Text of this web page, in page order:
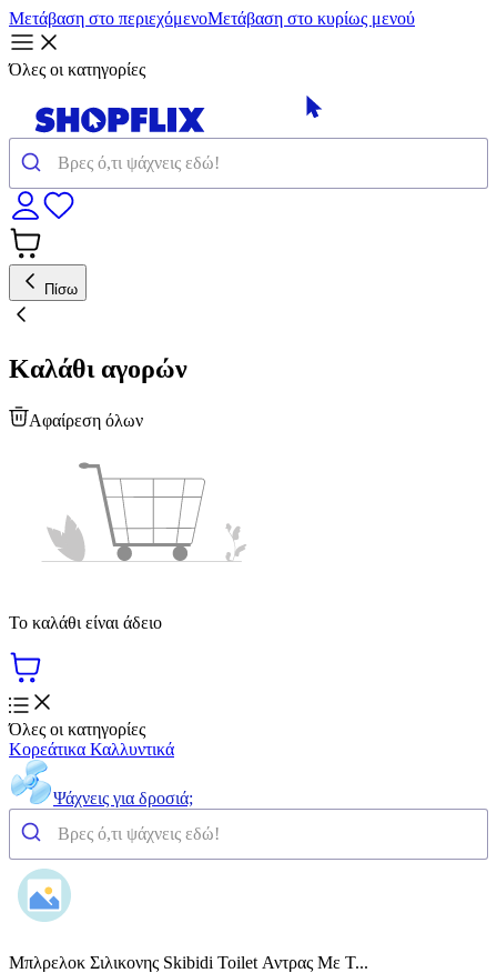
Μετάβαση στο περιεχόμενοΜετάβαση στο κυρίως μενού
Όλες οι κατηγορίες
Πίσω
Καλάθι αγορών
Αφαίρεση όλων
Το καλάθι είναι άδειο
Όλες οι κατηγορίες
Κορεάτικα Καλλυντικά
Ψάχνεις για δροσιά;
Μπλρελοκ Σιλικονης Skibidi Toilet Αντρας Με Τ...